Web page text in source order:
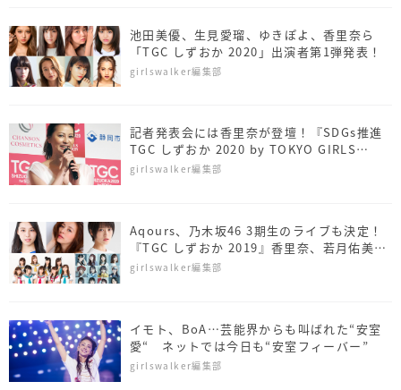
池田美優、生見愛瑠、ゆきぽよ、香里奈ら
「TGC しずおか 2020」出演者第1弾発表！
girlswalker編集部
記者発表会には香里奈が登壇！『SDGs推進
TGC しずおか 2020 by TOKYO GIRLS
COLLECTION』開催決定！
girlswalker編集部
Aqours、乃木坂46 3期生のライブも決定！
『TGC しずおか 2019』香里奈、若月佑美ら
追加出演者発表！
girlswalker編集部
イモト、BoA…芸能界からも叫ばれた“安室
愛“ ネットでは今日も“安室フィーバー”
girlswalker編集部